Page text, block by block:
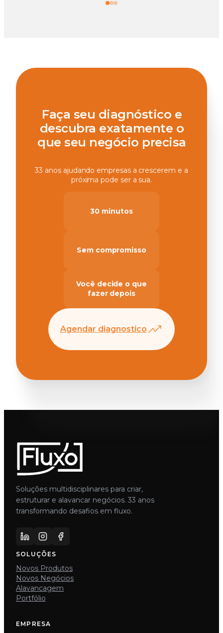
Faça seu diagnóstico e
descubra exatamente o
que seu negócio precisa
33 anos ajudando empresas a crescerem e a
próxima pode ser a sua.
30 minutos
Sem compromisso
Você decide o que
fazer depois
Agendar diagnostico
Soluções multidisciplinares para criar,
estruturar e alavancar negócios. 33 anos
transformando desafios em fluxo.
SOLUÇÕES
Novos Produtos
Novos Negócios
Alavancagem
Portfólio
EMPRESA